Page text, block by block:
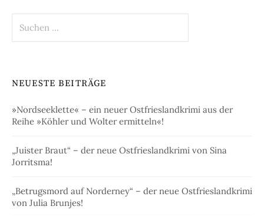
nach:
NEUESTE BEITRÄGE
»Nordseeklette« – ein neuer Ostfrieslandkrimi aus der
Reihe »Köhler und Wolter ermitteln«!
„Juister Braut“ – der neue Ostfrieslandkrimi von Sina
Jorritsma!
„Betrugsmord auf Norderney“ – der neue Ostfrieslandkrimi
von Julia Brunjes!